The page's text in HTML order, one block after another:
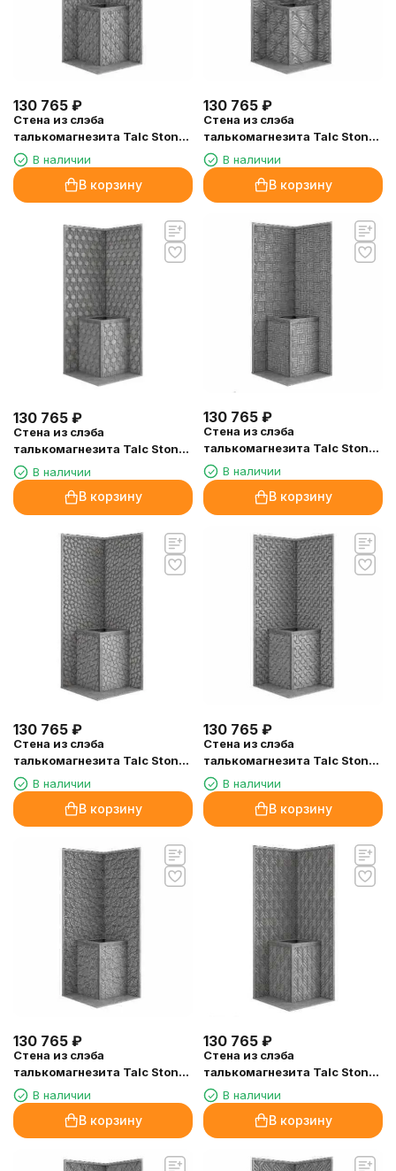
130 765 ₽
Стена из слэба
талькомагнезита Talc Stone
wall 70 с гравировкой
В наличии
В корзину
130 765 ₽
Стена из слэба
талькомагнезита Talc Stone
wall 69 с гравировкой
В наличии
В корзину
130 765 ₽
Стена из слэба
талькомагнезита Talc Stone
wall 68 с гравировкой
В наличии
В корзину
130 765 ₽
Стена из слэба
талькомагнезита Talc Stone
wall 67 с гравировкой
В наличии
В корзину
130 765 ₽
Стена из слэба
талькомагнезита Talc Stone
wall 66 с гравировкой
В наличии
В корзину
130 765 ₽
Стена из слэба
талькомагнезита Talc Stone
wall 65 с гравировкой
В наличии
В корзину
130 765 ₽
Стена из слэба
талькомагнезита Talc Stone
wall 64 с гравировкой
В наличии
В корзину
130 765 ₽
Стена из слэба
талькомагнезита Talc Stone
wall 63 с гравировкой
В наличии
В корзину